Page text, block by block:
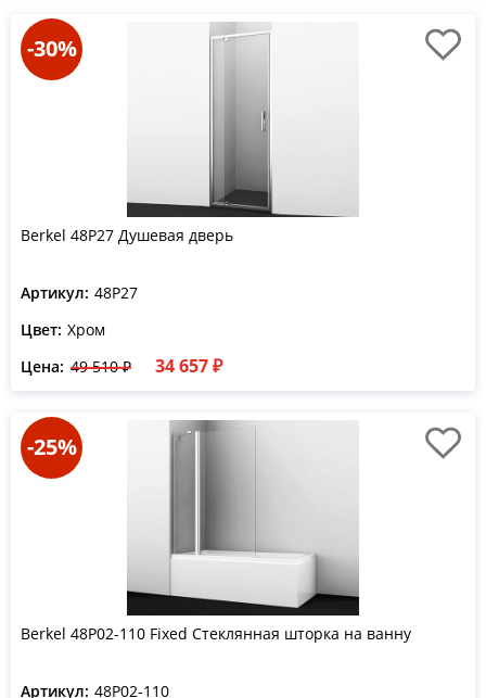
-30%
Berkel 48P27 Душевая дверь
Артикул: 48P27
Цвет: Хром
Цена: 49 510 ₽ 34 657 ₽
-25%
Berkel 48P02-110 Fixed Стеклянная шторка на ванну
Артикул: 48P02-110